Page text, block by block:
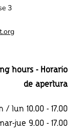
3
hours - Horario
de apertura
/ lun 10.00 - 17.00
jue 9.00 - 17.00